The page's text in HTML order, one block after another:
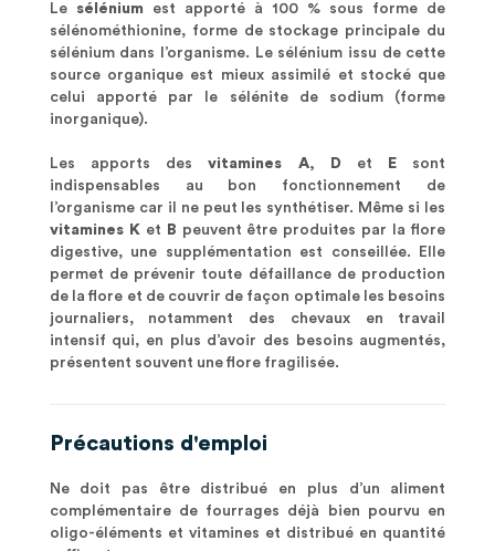
Le sélénium est apporté à 100 % sous forme de
sélénométhionine, forme de stockage principale du
sélénium dans l’organisme. Le sélénium issu de cette
source organique est mieux assimilé et stocké que
celui apporté par le sélénite de sodium (forme
inorganique).
Les apports desvitamines A, D et E sont
indispensables au bon fonctionnement de
l’organisme car il ne peut les synthétiser. Même si les
vitamines Ket B peuvent être produites par la flore
digestive, une supplémentation est conseillée. Elle
permet de prévenir toute défaillance de production
de la flore et de couvrir de façon optimale les besoins
journaliers, notamment des chevaux en travail
intensif qui, en plus d’avoir des besoins augmentés,
présentent souvent une flore fragilisée.
Précautions d'emploi
Ne doit pas être distribué en plus d’un aliment
complémentaire de fourrages déjà bien pourvu en
oligo-éléments et vitamines et distribué en quantité